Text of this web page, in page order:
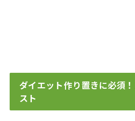
ダイエット作り置きに必須
スト